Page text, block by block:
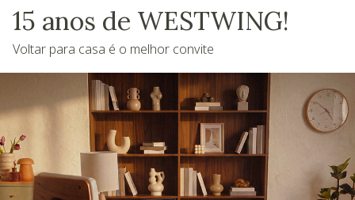
15 anos de WESTWING!
Voltar para casa é o melhor convite